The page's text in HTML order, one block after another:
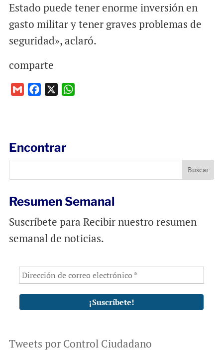
Estado puede tener enorme inversión en
gasto militar y tener graves problemas de
seguridad», aclaró.
comparte
o
k
p
Encontrar
Resumen Semanal
Suscríbete para Recibir nuestro resumen
semanal de noticias.
Tweets por Control Ciudadano